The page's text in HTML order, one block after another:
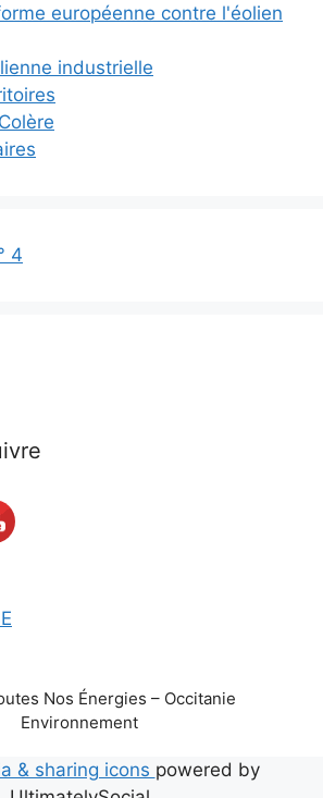
européenne contre l'éolien
industrielle
4
Nos Énergies – Occitanie
Environnement
& sharing icons powered by